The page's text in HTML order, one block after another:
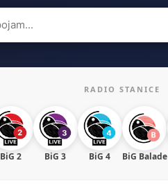
RADIO STANICE
BiG 2 BiG 3 BiG 4 BiG Balade